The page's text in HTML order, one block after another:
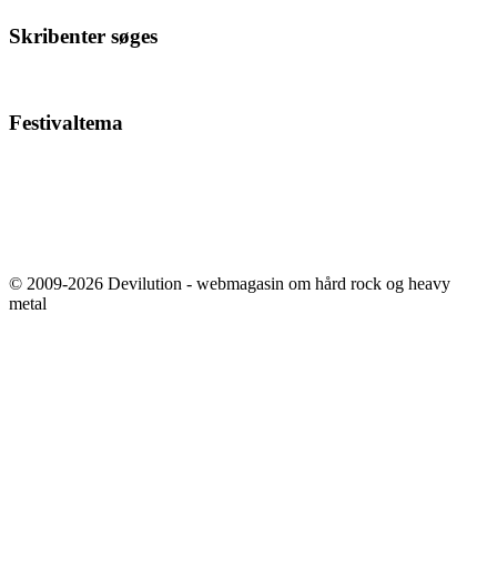
Skribenter søges
Festivaltema
© 2009-2026 Devilution - webmagasin om hård rock og heavy
metal